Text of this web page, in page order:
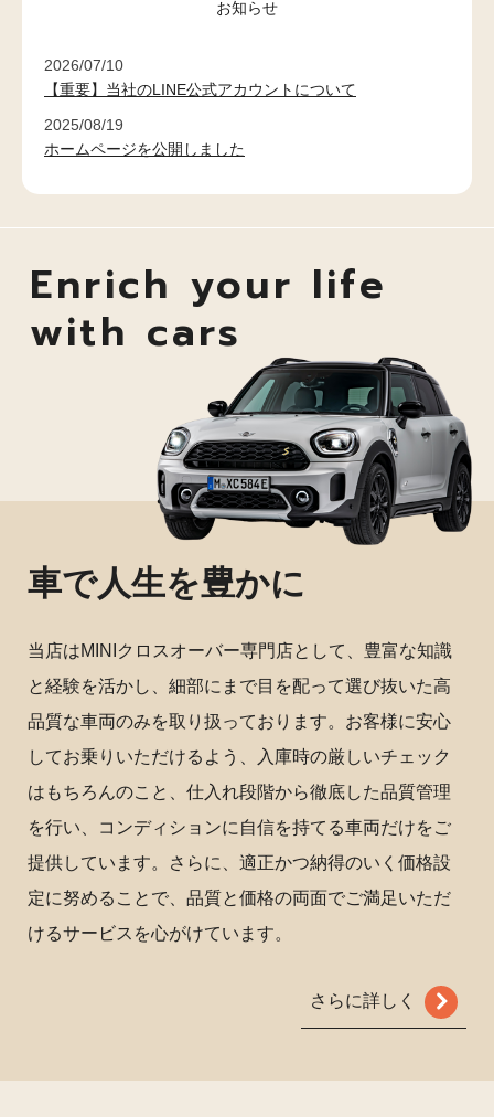
お知らせ
2026/07/10
【重要】当社のLINE公式アカウントについて
2025/08/19
ホームページを公開しました
Enrich your life
with cars
車で人生を豊かに
当店はMINIクロスオーバー専門店として、豊富な知識
と経験を活かし、細部にまで目を配って選び抜いた高
品質な車両のみを取り扱っております。お客様に安心
してお乗りいただけるよう、入庫時の厳しいチェック
はもちろんのこと、仕入れ段階から徹底した品質管理
を行い、コンディションに自信を持てる車両だけをご
提供しています。さらに、適正かつ納得のいく価格設
定に努めることで、品質と価格の両面でご満足いただ
けるサービスを心がけています。
さらに詳しく